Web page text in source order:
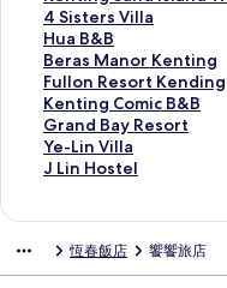
連
結
連
結
連
結
n
g
的
連
結
N
G
的
連
結
H
o
t
e
l
H
e
n
n
.
的
連
結
K
e
n
t
i
n
g
R
t
a
c
h
R
e
s
o
r
結
a
c
h
R
e
s
o
r
t
G
a
r
d
e
n
R
e
的
v
i
e
B
&
B
的
連
n
g
Y
o
u
t
h
A
i
i
g
h
t
o
n
t
h
i
f
f
V
I
L
L
A
的
e
s
a
r
P
a
r
k
i
e
n
t
i
n
g
S
a
l
4 Sisters Villa
4
S
i
s
t
e
r
s
a
Hua B&B
H
u
a
B
&
B
的
Beras Manor Kenting
B
e
r
a
s
M
K
Fullon Resort Kending
F
u
l
l
o
o
Kenting Comic B&B
K
e
n
t
o
Grand Bay Resort
G
r
a
y
Ye-Lin Villa
Y
e
V
J Lin Hostel
J
o
恆春飯店 饗饗旅店